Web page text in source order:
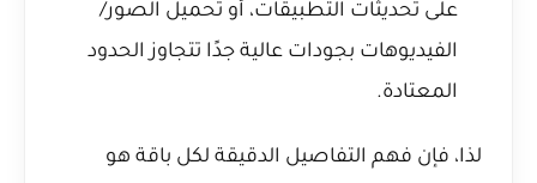
على تحديثات التطبيقات، أو تحميل الصور/
الفيديوهات بجودات عالية جدًا تتجاوز الحدود
المعتادة.
لذا، فإن فهم التفاصيل الدقيقة لكل باقة هو